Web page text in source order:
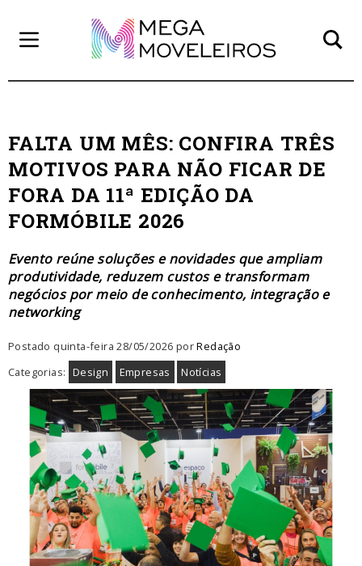
FALTA UM MÊS: CONFIRA TRÊS
MOTIVOS PARA NÃO FICAR DE
FORA DA 11ª EDIÇÃO DA
FORMÓBILE 2026
Evento reúne soluções e novidades que ampliam
produtividade, reduzem custos e transformam
negócios por meio de conhecimento, integração e
networking
Postado quinta-feira 28/05/2026 porRedação
Categorias: Design Empresas Notícias